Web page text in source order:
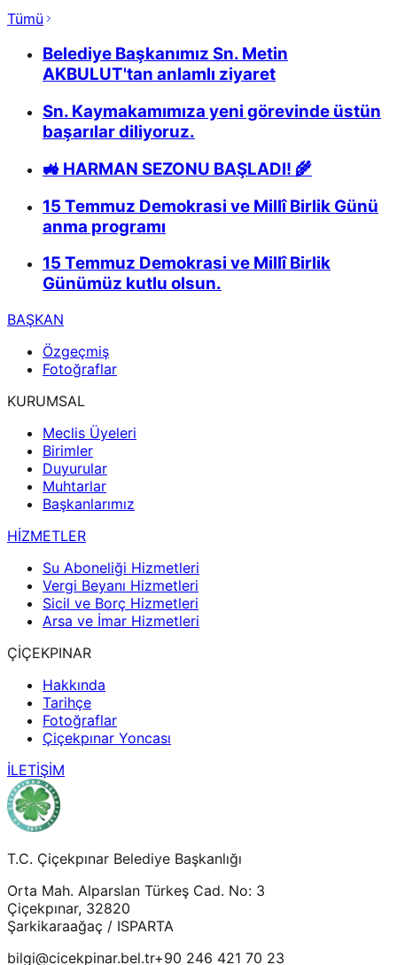
Tümü
Belediye Başkanımız Sn. Metin
AKBULUT'tan anlamlı ziyaret
Sn. Kaymakamımıza yeni görevinde üstün
başarılar diliyoruz.
🚜 HARMAN SEZONU BAŞLADI! 🌾
15 Temmuz Demokrasi ve Millî Birlik Günü
anma programı
15 Temmuz Demokrasi ve Millî Birlik
Günümüz kutlu olsun.
BAŞKAN
Özgeçmiş
Fotoğraflar
KURUMSAL
Meclis Üyeleri
Birimler
Duyurular
Muhtarlar
Başkanlarımız
HİZMETLER
Su Aboneliği Hizmetleri
Vergi Beyanı Hizmetleri
Sicil ve Borç Hizmetleri
Arsa ve İmar Hizmetleri
ÇİÇEKPINAR
Hakkında
Tarihçe
Fotoğraflar
Çiçekpınar Yoncası
İLETİŞİM
T.C. Çiçekpınar Belediye Başkanlığı
Orta Mah. Alparslan Türkeş Cad. No: 3
Çiçekpınar, 32820
Şarkikaraağaç / ISPARTA
bilgi@cicekpinar.bel.tr+90 246 421 70 23